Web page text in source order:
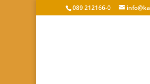
089 212166-0